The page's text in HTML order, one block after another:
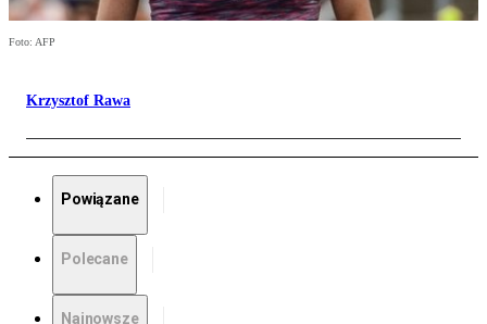
Foto: AFP
Krzysztof Rawa
Powiązane
Polecane
Najnowsze